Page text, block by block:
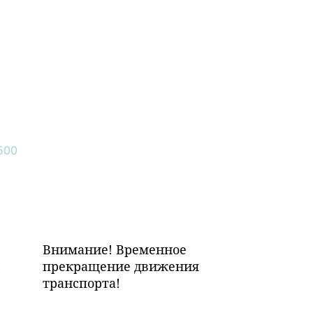
Внимание! Временное
прекращение движения
транспорта!